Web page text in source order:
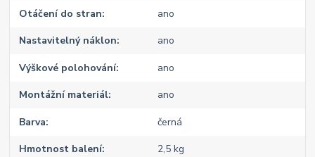
Otáčení do stran ano
Nastavitelný náklon ano
Výškové polohování ano
Montážní materiál ano
Barva černá
Hmotnost balení 2,5 kg